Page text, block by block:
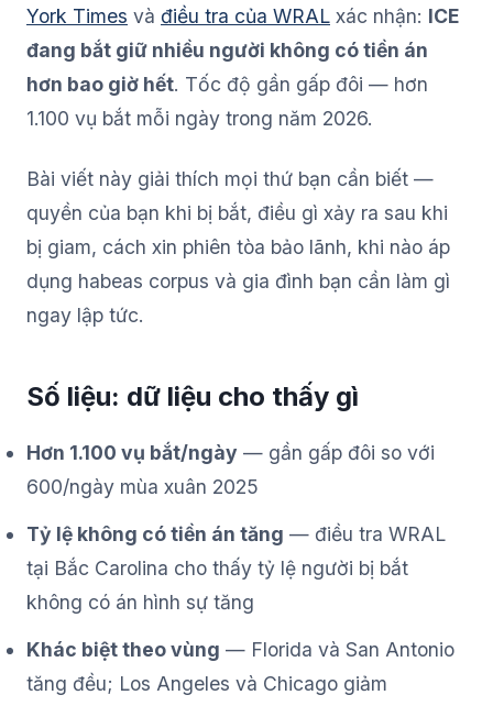
York Times và điều tra của WRAL xác nhận: ICE
đang bắt giữ nhiều người không có tiền án
hơn bao giờ hết. Tốc độ gần gấp đôi — hơn
1.100 vụ bắt mỗi ngày trong năm 2026.
Bài viết này giải thích mọi thứ bạn cần biết —
quyền của bạn khi bị bắt, điều gì xảy ra sau khi
bị giam, cách xin phiên tòa bảo lãnh, khi nào áp
dụng habeas corpus và gia đình bạn cần làm gì
ngay lập tức.
Số liệu: dữ liệu cho thấy gì
Hơn 1.100 vụ bắt/ngày — gần gấp đôi so với
600/ngày mùa xuân 2025
Tỷ lệ không có tiền án tăng — điều tra WRAL
tại Bắc Carolina cho thấy tỷ lệ người bị bắt
không có án hình sự tăng
Khác biệt theo vùng — Florida và San Antonio
tăng đều; Los Angeles và Chicago giảm